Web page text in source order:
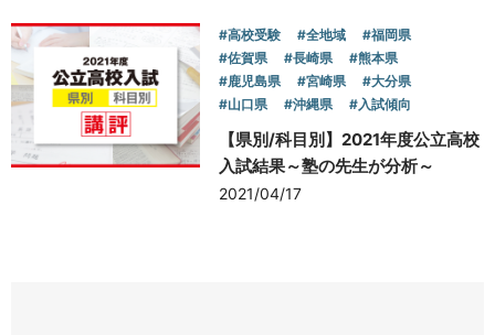
#高校受験 #全地域
#福岡県
#佐賀県
#長崎県
#熊本県
#鹿児島県
#宮崎県
#大分県
#山口県
#沖縄県 #入試傾向
【県別/科目別】2021年度公立高校
入試結果～塾の先生が分析～
2021/04/17